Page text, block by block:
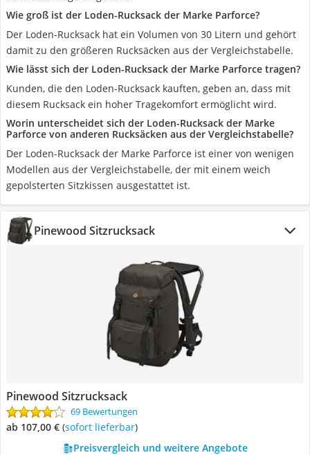
Wie groß ist der Loden-Rucksack der Marke Parforce?
Der Loden-Rucksack hat ein Volumen von 30 Litern und gehört
damit zu den größeren Rucksäcken aus der Vergleichstabelle.
Wie lässt sich der Loden-Rucksack der Marke Parforce tragen?
Kunden, die den Loden-Rucksack kauften, geben an, dass mit
diesem Rucksack ein hoher Tragekomfort ermöglicht wird.
Worin unterscheidet sich der Loden-Rucksack der Marke
Parforce von anderen Rucksäcken aus der Vergleichstabelle?
Der Loden-Rucksack der Marke Parforce ist einer von wenigen
Modellen aus der Vergleichstabelle, der mit einem weich
gepolsterten Sitzkissen ausgestattet ist.
Pinewood Sitzrucksack
Pinewood Sitzrucksack
69 Bewertungen
ab 107,00 € ( Sofort lieferbar)
Preisvergleich und weitere Angebote